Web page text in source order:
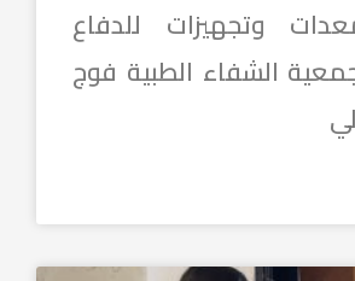
وتجهيزات للدفاع
الشفاء الطبية فوج